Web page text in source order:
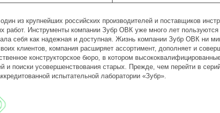
из крупнейших российских производителей и поставщиков
работ. Инструменты компании Зубр ОВК уже много лет
себя как надежная и доступная. Жизнь компании Зубр ОВК ни
клиентов, компания расширяет ассортимент, дополняет и
конструкторское бюро, в котором
и поиски усовершенствования старых. Прежде, чем перейти в
испытательной лаборатории «Зубр».